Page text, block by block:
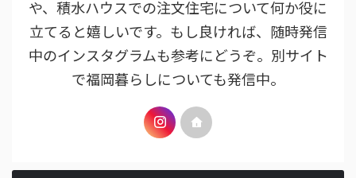
や、積水ハウスでの注文住宅について何か役に
立てると嬉しいです。もし良ければ、随時発信
中のインスタグラムも参考にどうぞ。別サイト
で福岡暮らしについても発信中。